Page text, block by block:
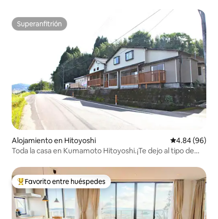
Superanfitrión
Superanfitrión
Alojamiento en Hitoyoshi Calificación
4.84 (96)
Toda la casa en Kumamoto Hitoyoshi.¡Te dejo al tipo de
Favorito entre huéspedes preferido
Favorito entre huéspedes